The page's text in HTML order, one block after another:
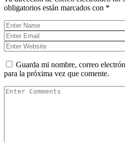
obligatorios están marcados con *
Guarda mi nombre, correo
para la próxima vez que comente.